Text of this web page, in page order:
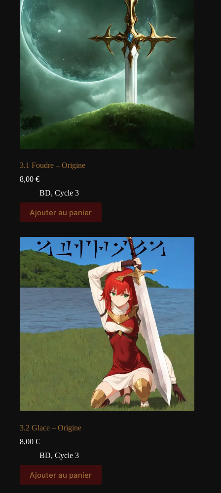
3.1 Foudre – Origine
8,00 €
BD, Cycle 3
Ajouter au panier
3.2 Glace – Origine
8,00 €
BD, Cycle 3
Ajouter au panier